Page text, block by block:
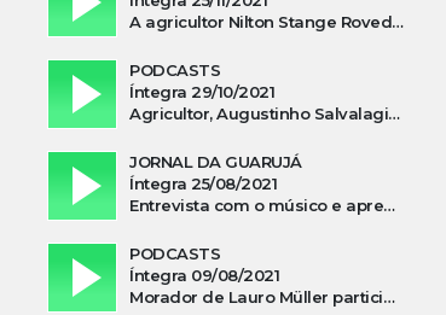
A agricultor Nilton Stange Roveda, afirma ter recebido ajuda espiritual durante acidente
PODCASTS
Íntegra 29/10/2021
Agricultor, Augustinho Salvalagio, relata sobre aparição do Cavaleiro Negro no Rio das Furnas
JORNAL DA GUARUJÁ
Íntegra 25/08/2021
Entrevista com o músico e apresentador, Lismael Ferrareis, no Cidade e Campo
PODCASTS
Íntegra 09/08/2021
Morador de Lauro Müller participa de motociata em apoio a Bolsonaro